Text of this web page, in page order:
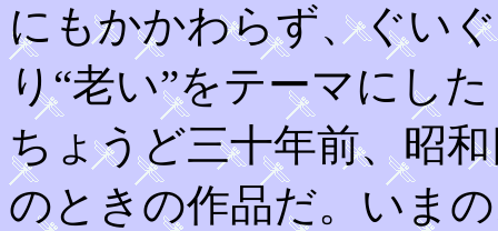
にもかかわらず、ぐい
り“老い”をテーマにした
ちょうど三十年前、昭
のときの作品だ。いま